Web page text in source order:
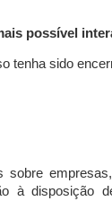
possível
tenha sido
sobre
à disposição